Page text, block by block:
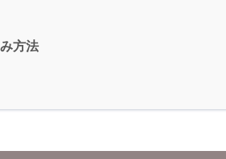
方法